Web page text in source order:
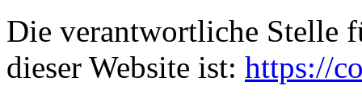
Die verantwortliche Stelle
dieser Website ist: https://